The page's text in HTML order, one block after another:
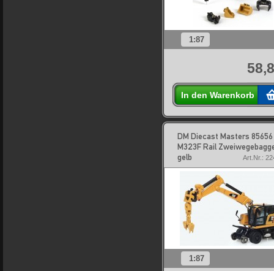
1:87
In den Warenkorb
DM Diecast Masters 85656
M323F Rail
gelb
Art.Nr.:
1:87